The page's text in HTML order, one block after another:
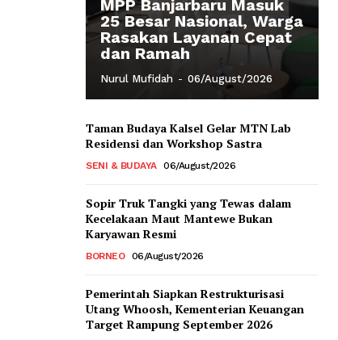
MPP Banjarbaru Masuk
25 Besar Nasional, Warga
Rasakan Layanan Cepat
dan Ramah
Nurul Mufidah - 06/August/2026
Taman Budaya Kalsel Gelar MTN Lab
Residensi dan Workshop Sastra
SENI & BUDAYA 06/August/2026
Sopir Truk Tangki yang Tewas dalam
Kecelakaan Maut Mantewe Bukan
Karyawan Resmi
BORNEO 06/August/2026
Pemerintah Siapkan Restrukturisasi
Utang Whoosh, Kementerian Keuangan
Target Rampung September 2026